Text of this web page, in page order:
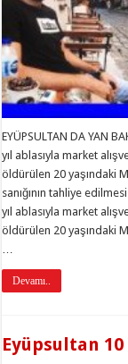
EYÜPSULTAN DA YAN
yıl ablasıyla market
öldürülen 20 yaşındaki
sanığının tahliye
yıl ablasıyla market
öldürülen 20 yaşındaki
Devamı..
Eyüpsultan 10